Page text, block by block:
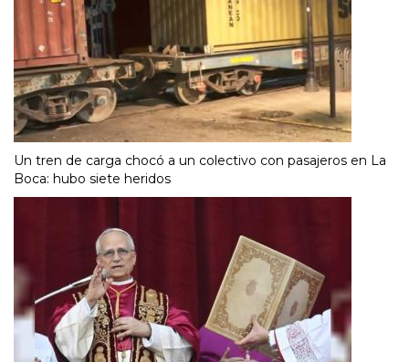
Un tren de carga chocó a un colectivo con pasajeros en La
Boca: hubo siete heridos